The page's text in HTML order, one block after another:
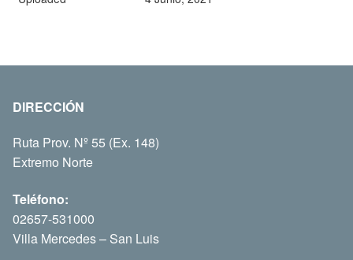
DIRECCIÓN
Ruta Prov. Nº 55 (Ex. 148)
Extremo Norte
Teléfono:
02657-531000
Villa Mercedes – San Luis